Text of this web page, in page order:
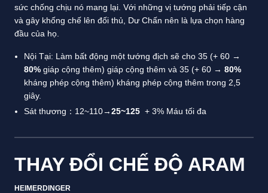
sức chống chịu nó mang lại. Với những vị tướng phải tiếp cận
và gây khống chế lên đối thủ, Dư Chấn nên là lựa chọn hàng
đầu của họ.
Nội Tại: Làm bất động một tướng địch sẽ cho 35 (+ 60 →
80% giáp cộng thêm) giáp cộng thêm và 35 (+ 60 → 80%
kháng phép cộng thêm) kháng phép cộng thêm trong 2,5
giây.
Sát thương：12~110→25~125 + 3% Máu tối đa
THAY ĐỔI CHẾ ĐỘ ARAM
HEIMERDINGER